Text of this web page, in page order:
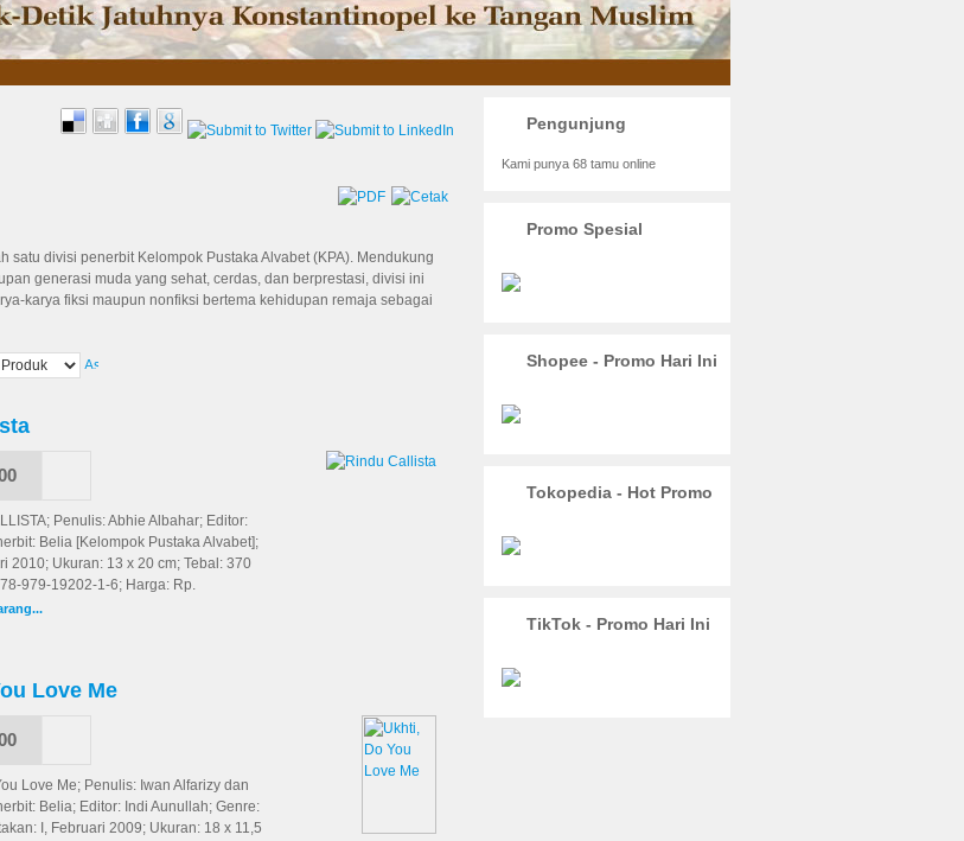
satu divisi penerbit Kelompok Pustaka Alvabet (KPA). Mendukung
generasi muda yang sehat, cerdas, dan berprestasi, divisi ini
karya fiksi maupun nonfiksi bertema kehidupan remaja sebagai
Penulis: Abhie Albahar; Editor:
Belia [Kelompok Pustaka Alvabet];
2010; Ukuran: 13 x 20 cm; Tebal: 370
979-19202-1-6; Harga: Rp.
Love Me
Love Me; Penulis: Iwan Alfarizy dan
Belia; Editor: Indi Aunullah; Genre:
I, Februari 2009; Ukuran: 18 x 11,5
Pengunjung
Kami punya 68 tamu online
Promo Spesial
Shopee - Promo Hari Ini
Tokopedia - Hot Promo
TikTok - Promo Hari Ini